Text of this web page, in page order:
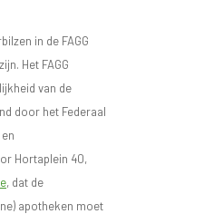
in de FAGG
Het FAGG
van de
door het Federaal
Hortaplein 40,
, dat de
apotheken moet